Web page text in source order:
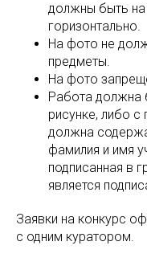
должны быть
горизонтально.
На фото не
предметы.
На фото
Работа должна
рисунке, либо
должна
фамилия и имя
подписанная в
является
Заявки на конкурс
с одним куратором.